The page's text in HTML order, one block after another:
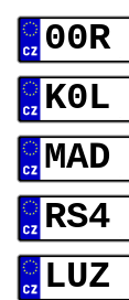
00R
K0L
LUZ